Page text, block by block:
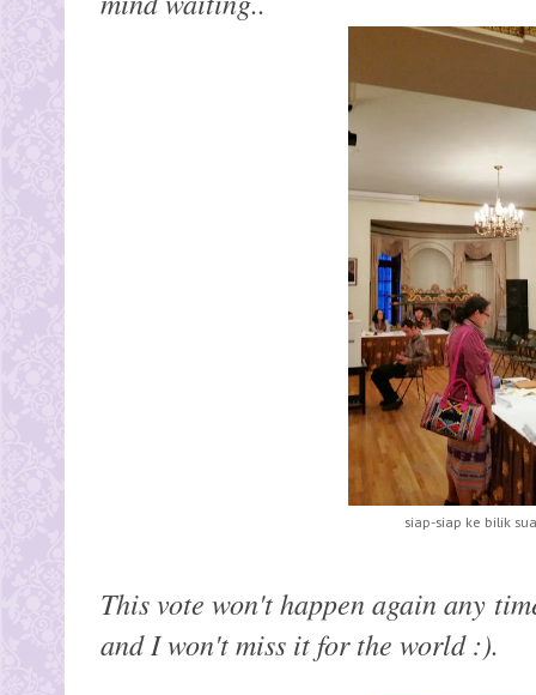
siap-siap ke bilik
Thisvote won'thappenagain any
and I won't miss it for the world :).